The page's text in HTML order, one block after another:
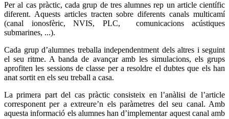
Per al cas pràctic, cada grup de tres alumnes rep un article científic
diferent. Aquests articles tracten sobre diferents canals multicamí
(canal ionosfèric, NVIS, PLC, comunicacions acústiques
submarines, ...).
Cada grup d’alumnes treballa independentment dels altres i seguint
el seu ritme. A banda de avançar amb les simulacions, els grups
aprofiten les sessions de classe per a resoldre el dubtes que els han
anat sortit en els seu treball a casa.
La primera part del cas pràctic consisteix en l’anàlisi de l’article
corresponent per a extreure’n els paràmetres del seu canal. Amb
aquesta informació els alumnes han d’implementar aquest canal amb